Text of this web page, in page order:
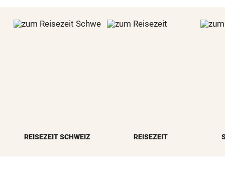
REISEZEIT SCHWEIZ REISEZEIT